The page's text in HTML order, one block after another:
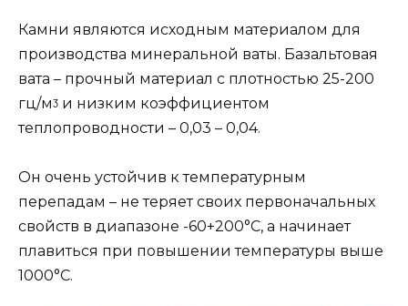
Камни являются исходным материалом для
производства минеральной ваты. Базальтовая
вата – прочный материал с плотностью 25-200
гц/мᶾ и низким коэффициентом
теплопроводности – 0,03 – 0,04.
Он очень устойчив к температурным
перепадам – не теряет своих первоначальных
свойств в диапазоне -60+200°С, а начинает
плавиться при повышении температуры выше
1000°С.